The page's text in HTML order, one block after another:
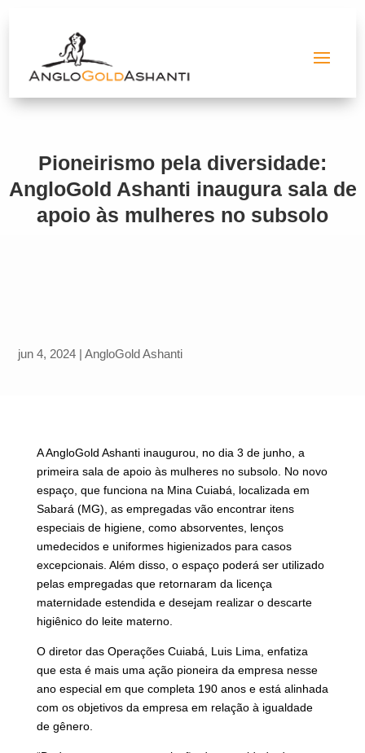
Pioneirismo pela diversidade:
AngloGold Ashanti inaugura sala de
apoio às mulheres no subsolo
jun 4, 2024 |AngloGold Ashanti
A AngloGold Ashanti inaugurou, no dia 3 de junho, a
primeira sala de apoio às mulheres no subsolo. No novo
espaço, que funciona na Mina Cuiabá, localizada em
Sabará (MG), as empregadas vão encontrar itens
especiais de higiene, como absorventes, lenços
umedecidos e uniformes higienizados para casos
excepcionais. Além disso, o espaço poderá ser utilizado
pelas empregadas que retornaram da licença
maternidade estendida e desejam realizar o descarte
higiênico do leite materno.
O diretor das Operações Cuiabá, Luis Lima, enfatiza
que esta é mais uma ação pioneira da empresa nesse
ano especial em que completa 190 anos e está alinhada
com os objetivos da empresa em relação à igualdade
de gênero.